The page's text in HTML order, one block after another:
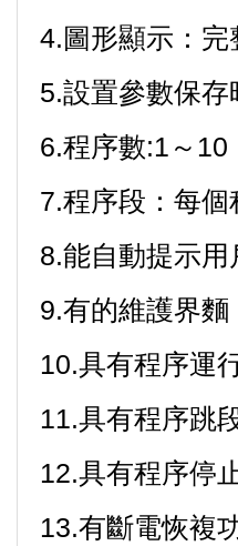
4.圖形顯示：
5.設置參數保存
6.程序數:1～10
7.程序段：每
8.能自動提示用戶
9.有的維護界麵
10.具有程序運行
11.具有程序跳段
12.具有程序停止
13.有斷電恢複功能